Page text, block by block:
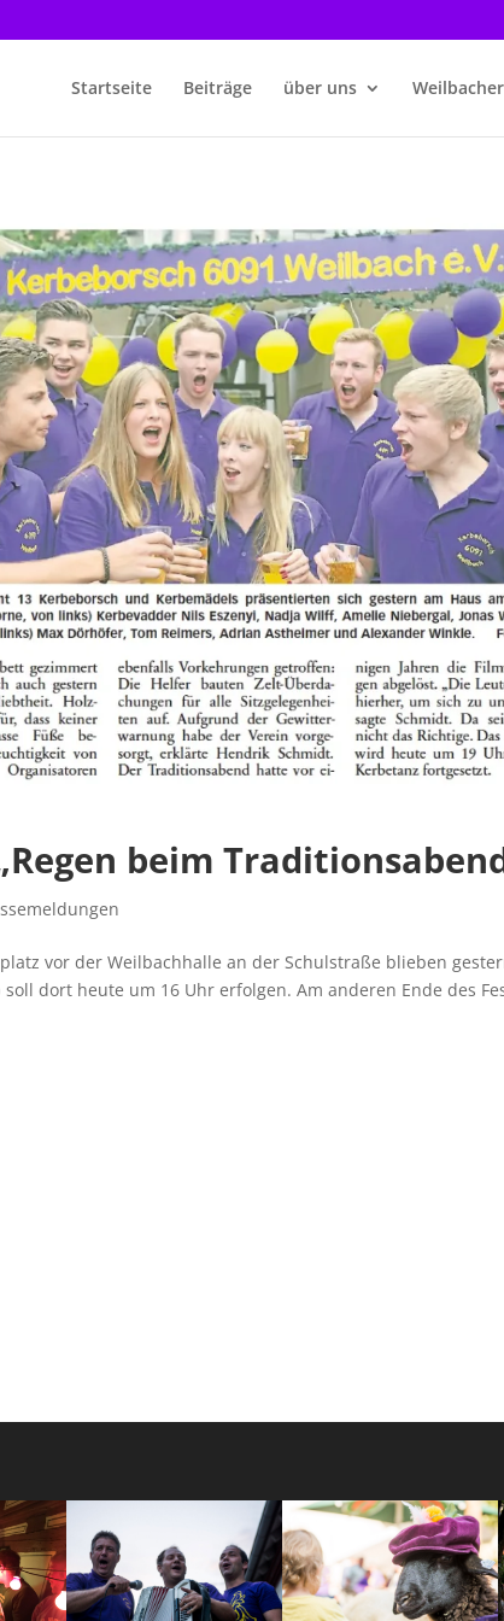
Startseite Beiträge über uns
beim
vor der Weilbachhalle an der Schulstraße blieben
dort heute um 16 Uhr erfolgen. Am anderen Ende des